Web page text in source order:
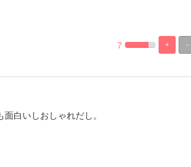
-
+
%
100%
7
白いしおしゃれだし。